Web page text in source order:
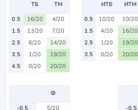
ТБ
ТМ
0.5
16/20
4/20
1.5
13/20
7/20
2.5
6/20
14/20
3.5
1/20
19/20
4.5
0/20 20/20
ИТБ
ИТМ
0.5
10/20
10/20
1.5
4/20
16/20
2.5
1/20
19/20
3.5
0/20 20/20
Ф
-0.5
5/20
-0.5